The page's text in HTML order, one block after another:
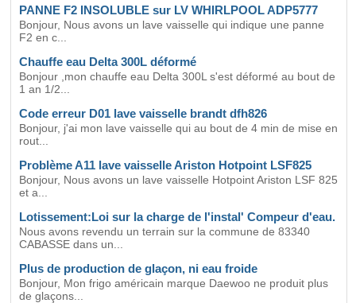
PANNE F2 INSOLUBLE sur LV WHIRLPOOL ADP5777
Bonjour, Nous avons un lave vaisselle qui indique une panne
F2 en c...
Chauffe eau Delta 300L déformé
Bonjour ,mon chauffe eau Delta 300L s'est déformé au bout de
1 an 1/2...
Code erreur D01 lave vaisselle brandt dfh826
Bonjour, j'ai mon lave vaisselle qui au bout de 4 min de mise en
rout...
Problème A11 lave vaisselle Ariston Hotpoint LSF825
Bonjour, Nous avons un lave vaisselle Hotpoint Ariston LSF 825
et a...
Lotissement:Loi sur la charge de l'instal' Compeur d'eau.
Nous avons revendu un terrain sur la commune de 83340
CABASSE dans un...
Plus de production de glaçon, ni eau froide
Bonjour, Mon frigo américain marque Daewoo ne produit plus
de glaçons...